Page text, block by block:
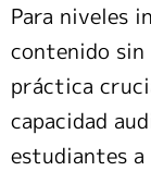
Para niveles
contenido
práctica
capacidad
estudiantes a